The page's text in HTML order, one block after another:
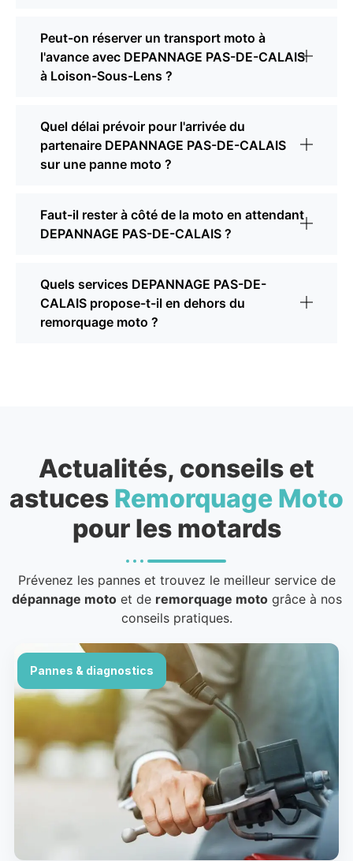
Peut-on réserver un transport moto à
l'avance avec DEPANNAGE PAS-DE-CALAIS
à Loison-Sous-Lens ?
Quel délai prévoir pour l'arrivée du
partenaire DEPANNAGE PAS-DE-CALAIS
sur une panne moto ?
Faut-il rester à côté de la moto en attendant
DEPANNAGE PAS-DE-CALAIS ?
Quels services DEPANNAGE PAS-DE-
CALAIS propose-t-il en dehors du
remorquage moto ?
Actualités, conseils et
astuces Remorquage Moto
pour les motards
Prévenez les pannes et trouvez le meilleur service de
dépannage motoet de remorquage motogrâce à nos
conseils pratiques.
Pannes & diagnostics